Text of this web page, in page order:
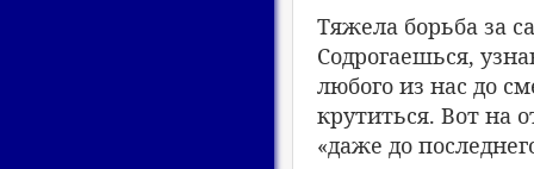
Тяжела борьба за
Содрогаешься,
любого из нас до
крутиться. Вот на
«даже до